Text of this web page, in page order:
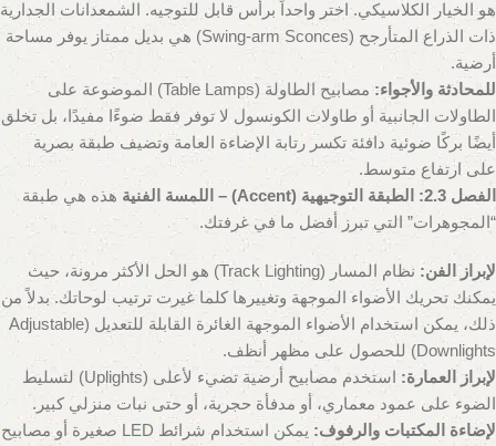
هو الخيار الكلاسيكي. اختر واحداً برأس قابل للتوجيه. الشمعدانات الجدارية
ذات الذراع المتأرجح (Swing-arm Sconces) هي بديل ممتاز يوفر مساحة
أرضية.
للمحادثة والأجواء:
مصابيح الطاولة (Table Lamps) الموضوعة على
الطاولات الجانبية أو طاولات الكونسول لا توفر فقط ضوءًا مفيدًا، بل تخلق
أيضًا بركًا ضوئية دافئة تكسر رتابة الإضاءة العامة وتضيف طبقة بصرية
على ارتفاع متوسط.
الفصل 2.3: الطبقة التوجيهية (Accent) – اللمسة الفنية
هذه هي طبقة
“المجوهرات” التي تبرز أفضل ما في غرفتك.
لإبراز الفن:
نظام المسار (Track Lighting) هو الحل الأكثر مرونة، حيث
يمكنك تحريك الأضواء الموجهة وتغييرها كلما غيرت ترتيب لوحاتك. بدلاً من
ذلك، يمكن استخدام الأضواء الموجهة الغائرة القابلة للتعديل (Adjustable
Downlights) للحصول على مظهر أنظف.
لإبراز العمارة:
استخدم مصابيح أرضية تضيء لأعلى (Uplights) لتسليط
الضوء على عمود معماري، أو مدفأة حجرية، أو حتى نبات منزلي كبير.
لإضاءة المكتبات والرفوف:
يمكن استخدام شرائط LED صغيرة أو مصابيح